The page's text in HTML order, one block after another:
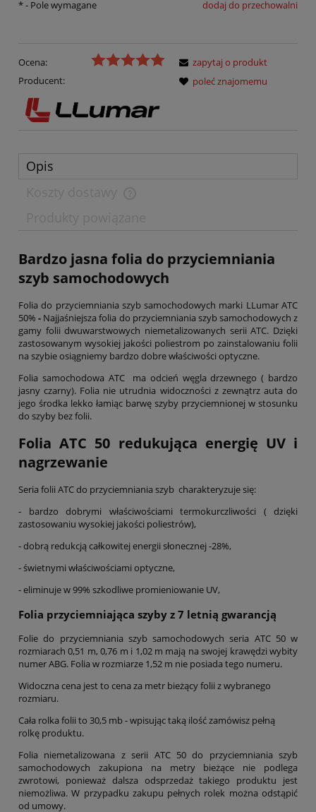
dodaj do przechowalni
*- Pole wymagane
Ocena:
Producent:
zapytaj o produkt
poleć znajomemu
Opis
Bardzo jasna folia do przyciemniania
szyb samochodowych
Folia do przyciemniania szyb samochodowych marki LLumar ATC
50% - Najjaśniejsza folia do przyciemniania szyb samochodowych z
gamy folii dwuwarstwowych niemetalizowanych serii ATC. Dzięki
zastosowanym wysokiej jakości poliestrom po zainstalowaniu folii
na szybie osiągniemy bardzo dobre właściwości optyczne.
Folia samochodowa ATC ma odcień węgla drzewnego ( bardzo
jasny czarny). Folia nie utrudnia widoczności z zewnątrz auta do
jego środka lekko łamiąc barwę szyby przyciemnionej w stosunku
do szyby bez folii.
Folia ATC 50 redukująca energię UV i
nagrzewanie
Seria folii ATC do przyciemniania szyb charakteryzuje się:
- bardzo dobrymi właściwościami termokurczliwości ( dzięki
zastosowaniu wysokiej jakości poliestrów),
- dobrą redukcją całkowitej energii słonecznej -28%,
- świetnymi właściwościami optyczne,
- eliminuje w 99% szkodliwe promieniowanie UV,
Folia przyciemniająca szyby z 7 letnią gwarancją
Folie do przyciemniania szyb samochodowych seria ATC 50 w
rozmiarach 0,51 m, 0,76 m i 1,02 m mają na swojej krawędzi wybity
numer ABG. Folia w rozmiarze 1,52 m nie posiada tego numeru.
Widoczna cena jest to cena za metr bieżący folii z wybranego
rozmiaru.
Cała rolka folii to 30,5 mb - wpisując taką ilość zamówisz pełną
rolkę produktu.
Folia niemetalizowana z serii ATC 50 do przyciemniania szyb
samochodowych zakupiona na metry bieżące nie podlega
zwrotowi, ponieważ dalsza odsprzedaż takiego produktu jest
niemożliwa. W przypadku zakupu pełnych rolek można odstąpić
od umowy.